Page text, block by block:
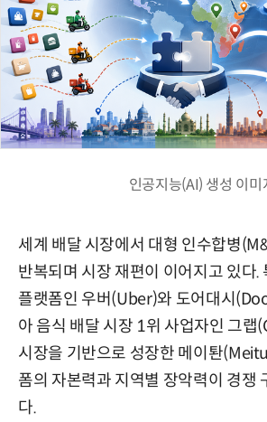
인공지능(AI) 생성 이미
세계 배달 시장에서 대형 인수합병
반복되며 시장 재편이 이어지고 있다.
플랫폼인 우버(Uber)와 도어대시
아 음식 배달 시장 1위 사업자인 그랩
시장을 기반으로 성장한 메이퇀
폼의 자본력과 지역별 장악력이 경쟁
다.